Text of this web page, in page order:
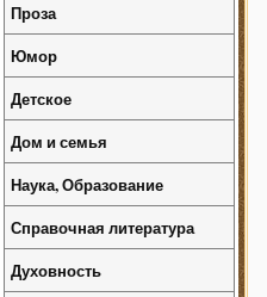
Проза
Юмор
Детское
Дом и семья
Наука, Образование
Справочная литература
Духовность